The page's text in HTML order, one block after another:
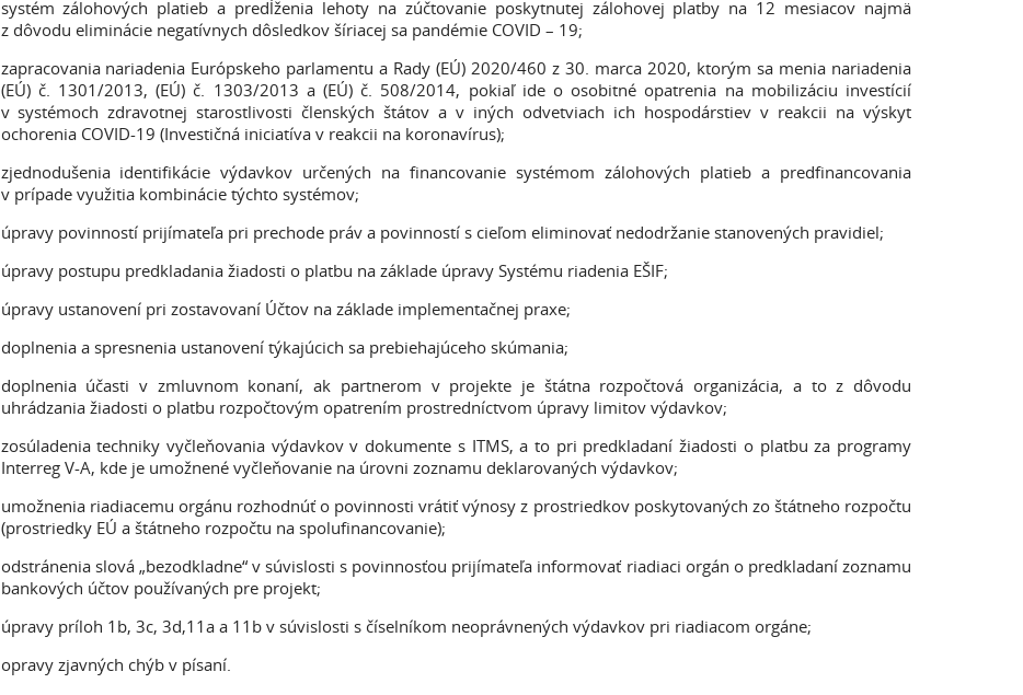
systém zálohových platieb a predĺženia lehoty na zúčtovanie poskytnutej zálohovej platby na 12 mesiacov najmä
z dôvodu eliminácie negatívnych dôsledkov šíriacej sa pandémie COVID – 19;
zapracovania nariadenia Európskeho parlamentu a Rady (EÚ) 2020/460 z 30. marca 2020, ktorým sa menia nariadenia
(EÚ) č. 1301/2013, (EÚ) č. 1303/2013 a (EÚ) č. 508/2014, pokiaľ ide o osobitné opatrenia na mobilizáciu investícií
v systémoch zdravotnej starostlivosti členských štátov a v iných odvetviach ich hospodárstiev v reakcii na výskyt
ochorenia COVID-19 (Investičná iniciatíva v reakcii na koronavírus);
zjednodušenia identifikácie výdavkov určených na financovanie systémom zálohových platieb a predfinancovania
v prípade využitia kombinácie týchto systémov;
úpravy povinností prijímateľa pri prechode práv a povinností s cieľom eliminovať nedodržanie stanovených pravidiel;
úpravy postupu predkladania žiadosti o platbu na základe úpravy Systému riadenia EŠIF;
úpravy ustanovení pri zostavovaní Účtov na základe implementačnej praxe;
doplnenia a spresnenia ustanovení týkajúcich sa prebiehajúceho skúmania;
doplnenia účasti v zmluvnom konaní, ak partnerom v projekte je štátna rozpočtová organizácia, a to z dôvodu
uhrádzania žiadosti o platbu rozpočtovým opatrením prostredníctvom úpravy limitov výdavkov;
zosúladenia techniky vyčleňovania výdavkov v dokumente s ITMS, a to pri predkladaní žiadosti o platbu za programy
Interreg V-A, kde je umožnené vyčleňovanie na úrovni zoznamu deklarovaných výdavkov;
umožnenia riadiacemu orgánu rozhodnúť o povinnosti vrátiť výnosy z prostriedkov poskytovaných zo štátneho rozpočtu
(prostriedky EÚ a štátneho rozpočtu na spolufinancovanie);
odstránenia slová „bezodkladne“ v súvislosti s povinnosťou prijímateľa informovať riadiaci orgán o predkladaní zoznamu
bankových účtov používaných pre projekt;
úpravy príloh 1b, 3c, 3d,11a a 11b v súvislosti s číselníkom neoprávnených výdavkov pri riadiacom orgáne;
opravy zjavných chýb v písaní.